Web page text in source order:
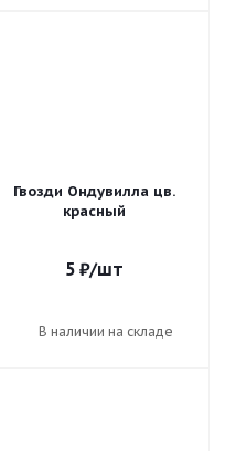
Гвозди Ондувилла цв.
красный
5 ₽/шт
В наличии на складе